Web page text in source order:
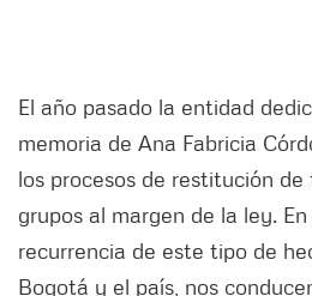
El año pasado la entidad
memoria de Ana Fabricia
los procesos de restitución
grupos al margen de la ley.
recurrencia de este tipo de
Bogotá y el país, nos